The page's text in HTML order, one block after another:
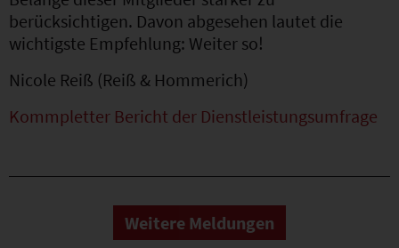
berücksichtigen. Davon abgesehen lautet die
wichtigste Empfehlung: Weiter so!
Nicole Reiß (Reiß & Hommerich)
Kommpletter Bericht der Dienstleistungsumfrage
Weitere Meldungen